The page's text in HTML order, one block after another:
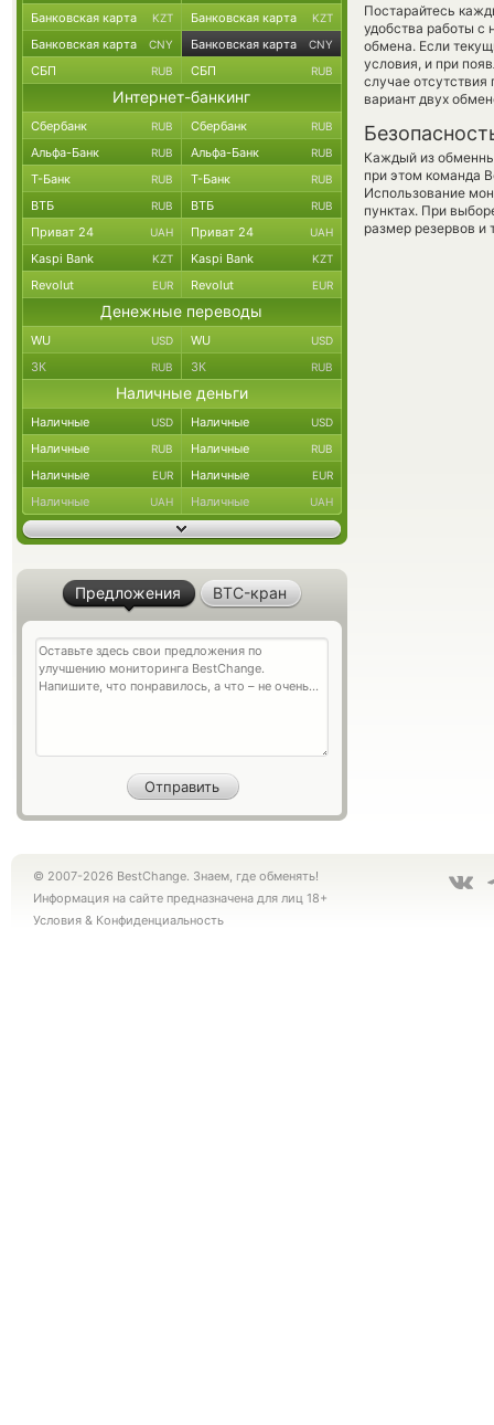
Постарайтесь
удобства работы
обмена. Если
условия, и при
случае
вариант двух
Каждый из
при этом команда
Использование
пунктах. При
размер резервов и
Банковская карта KZT Банковская карта KZT
Банковская карта CNY Банковская карта CNY
СБП RUB СБП RUB
Интернет-банкинг
Сбербанк RUB Сбербанк RUB
Альфа-Банк RUB Альфа-Банк RUB
Т-Банк RUB Т-Банк RUB
ВТБ RUB ВТБ RUB
Приват 24 UAH Приват 24 UAH
Kaspi Bank KZT Kaspi Bank KZT
Revolut EUR Revolut EUR
Денежные переводы
WU USD WU USD
ЗК RUB ЗК RUB
Наличные деньги
Наличные USD Наличные USD
Наличные RUB Наличные RUB
Наличные EUR Наличные EUR
Наличные UAH Наличные UAH
Предложения BTC-кран
© 2007-2026 BestChange. Знаем, где обменять!
Информация на сайте предназначена для лиц 18+
Условия & Конфиденциальность